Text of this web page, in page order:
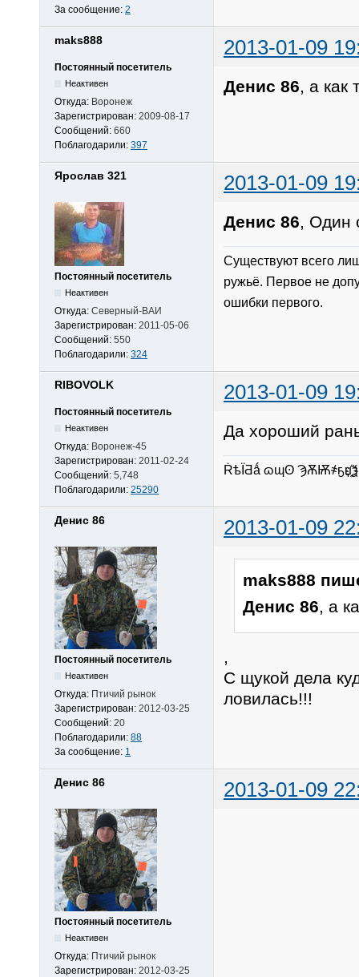
За сообщение: 2
maks888 2013-01-09
Постоянный посетитель
Неактивен
Откуда: Воронеж
Зарегистрирован: 2009-08-17
Сообщений: 660
Поблагодарили: 397
Денис 86, а как
Ярослав 321 2013-01-09
Постоянный посетитель
Неактивен
Откуда: Северный-ВАИ
Зарегистрирован: 2011-05-06
Сообщений: 550
Поблагодарили: 324
Денис 86, Один
Существуют всего
ружьё. Первое не
ошибки первого.
RIBOVOLK 2013-01-09
Постоянный посетитель
Неактивен
Откуда: Воронеж-45
Зарегистрирован: 2011-02-24
Сообщений: 5,748
Поблагодарили: 25290
Да хороший
ṘѣЇƋǻ ɷɰʘ ϠѪѬ҂ҕџ҈҉ѯ
Денис 86 2013-01-09
Постоянный посетитель
Неактивен
Откуда: Птичий рынок
Зарегистрирован: 2012-03-25
Сообщений: 20
Поблагодарили: 88
За сообщение: 1
maks888
Денис 86, а
С щукой дела
ловилась!!!
Денис 86 2013-01-09
Постоянный посетитель
Неактивен
Откуда: Птичий рынок
Зарегистрирован: 2012-03-25